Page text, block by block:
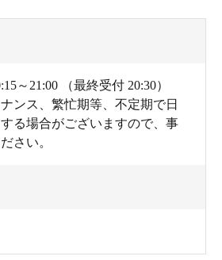
～21:00 （最終受付 20:30）
ンス、繁忙期等、不定期で日
る場合がございますので、事
さい。